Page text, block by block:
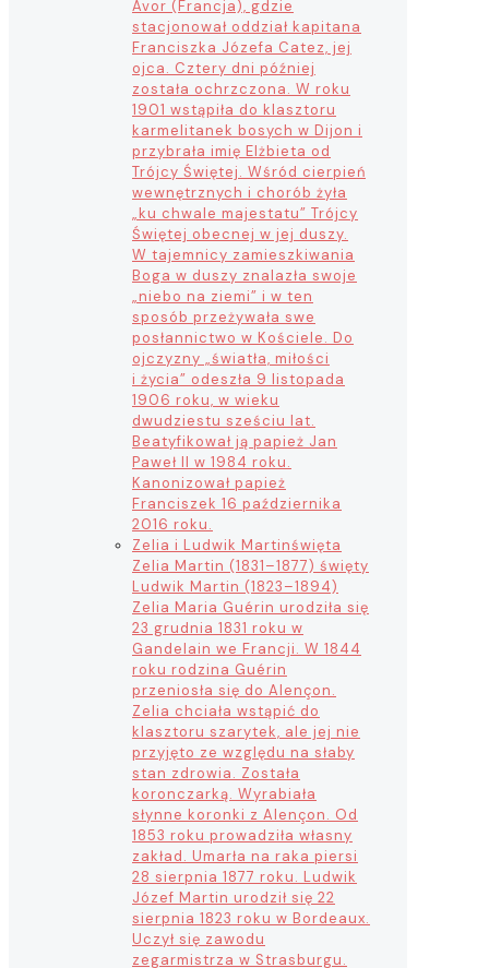
Avor (Francja), gdzie
stacjonował oddział kapitana
Franciszka Józefa Catez, jej
ojca. Cztery dni później
została ochrzczona. W roku
1901 wstąpiła do klasztoru
karmelitanek bosych w Dijon i
przybrała imię Elżbieta od
Trójcy Świętej. Wśród cierpień
wewnętrznych i chorób żyła
„ku chwale majestatu” Trójcy
Świętej obecnej w jej duszy.
W tajemnicy zamieszkiwania
Boga w duszy znalazła swoje
„niebo na ziemi” i w ten
sposób przeżywała swe
posłannictwo w Kościele. Do
ojczyzny „światła, miłości
i życia” odeszła 9 listopada
1906 roku, w wieku
dwudziestu sześciu lat.
Beatyfikował ją papież Jan
Paweł II w 1984 roku.
Kanonizował papież
Franciszek 16 października
2016 roku.
Zelia i Ludwik Martinświęta
Zelia Martin (1831–1877) święty
Ludwik Martin (1823–1894)
Zelia Maria Guérin urodziła się
23 grudnia 1831 roku w
Gandelain we Francji. W 1844
roku rodzina Guérin
przeniosła się do Alençon.
Zelia chciała wstąpić do
klasztoru szarytek, ale jej nie
przyjęto ze względu na słaby
stan zdrowia. Została
koronczarką. Wyrabiała
słynne koronki z Alençon. Od
1853 roku prowadziła własny
zakład. Umarła na raka piersi
28 sierpnia 1877 roku. Ludwik
Józef Martin urodził się 22
sierpnia 1823 roku w Bordeaux.
Uczył się zawodu
zegarmistrza w Strasburgu.